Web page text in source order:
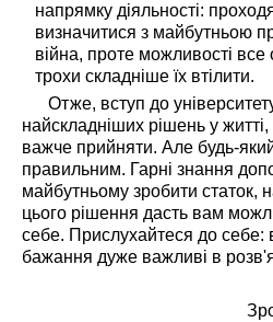
напрямку діяльності:
визначитися з майбутньою
війна, проте можливості все
трохи складніше їх втілити.
Отже, вступ до
найскладніших рішень у
важче прийняти. Але будь-
правильним. Гарні знання
майбутньому зробити статок,
цього рішення дасть вам
себе. Прислухайтеся до себе:
бажання дуже важливі в